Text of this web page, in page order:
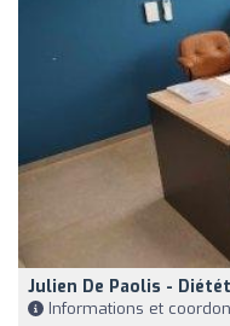
Julien De Paolis -
Informations et